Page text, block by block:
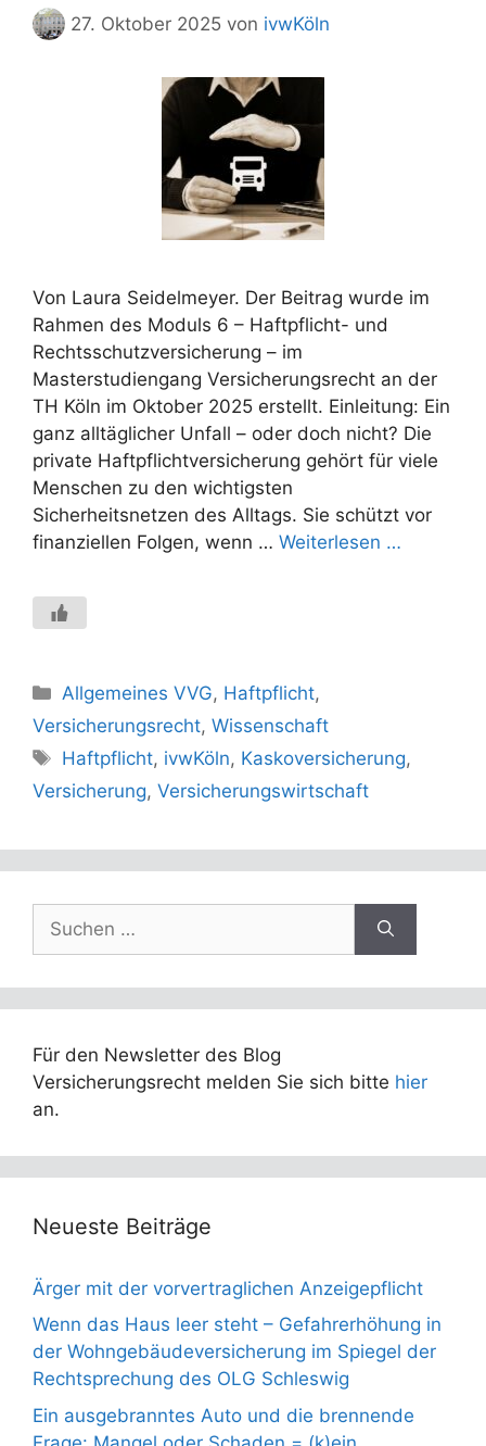
27. Oktober 2025 von ivwKöln
Von Laura Seidelmeyer. Der Beitrag wurde im
Rahmen des Moduls 6 – Haftpflicht- und
Rechtsschutzversicherung – im
Masterstudiengang Versicherungsrecht an der
TH Köln im Oktober 2025 erstellt. Einleitung: Ein
ganz alltäglicher Unfall – oder doch nicht? Die
private Haftpflichtversicherung gehört für viele
Menschen zu den wichtigsten
Sicherheitsnetzen des Alltags. Sie schützt vor
finanziellen Folgen, wenn … Weiterlesen …
Kategorien
Allgemeines VVG, Haftpflicht,
Versicherungsrecht, Wissenschaft
Schlagwörter
Haftpflicht, ivwKöln, Kaskoversicherung,
Versicherung, Versicherungswirtschaft
nach:
Für den Newsletter des Blog
Versicherungsrecht melden Sie sich bitte hier
an.
Neueste Beiträge
Ärger mit der vorvertraglichen Anzeigepflicht
Wenn das Haus leer steht – Gefahrerhöhung in
der Wohngebäudeversicherung im Spiegel der
Rechtsprechung des OLG Schleswig
Ein ausgebranntes Auto und die brennende